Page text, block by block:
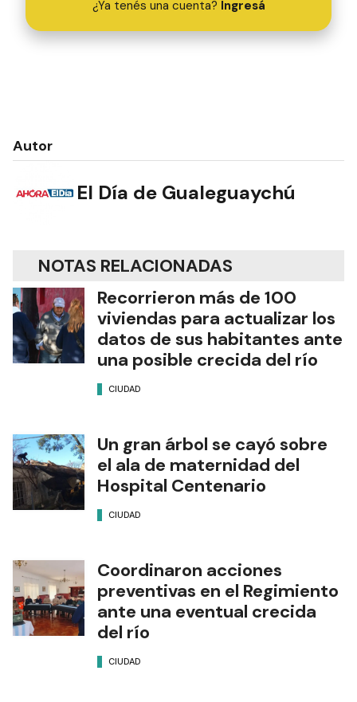
¿Ya tenés una cuenta? Ingresá
Autor
El Día de Gualeguaychú
NOTAS RELACIONADAS
Recorrieron más de 100
viviendas para actualizar los
datos de sus habitantes ante
una posible crecida del río
CIUDAD
Un gran árbol se cayó sobre
el ala de maternidad del
Hospital Centenario
CIUDAD
Coordinaron acciones
preventivas en el Regimiento
ante una eventual crecida
del río
CIUDAD